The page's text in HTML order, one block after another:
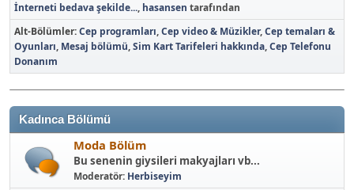
İnterneti bedava şekilde..., hasansen tarafından
Alt-Bölümler Cep programları Cep video & Müzikler Cep temaları &
Oyunları Mesaj bölümü Sim Kart Tarifeleri hakkında Cep Telefonu
Donanım
Kadınca Bölümü
Moda Bölüm
Bu senenin giysileri makyajları vb...
Moderatör: Herbiseyim